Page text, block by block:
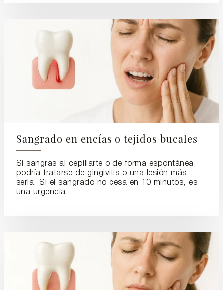
Sangrado en encías o tejidos bucales
Si sangras al cepillarte o de forma espontánea,
podría tratarse de gingivitis o una lesión más
seria. Si el sangrado no cesa en 10 minutos, es
una urgencia.